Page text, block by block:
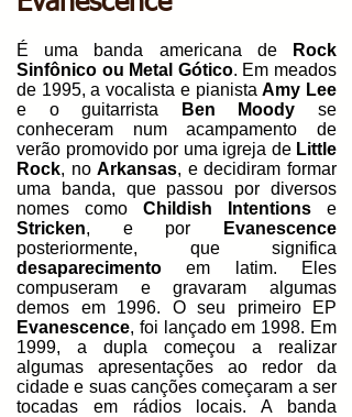
É uma banda americana de
Rock
Sinfônico ou Metal Gótico. Em meados
de 1995, a vocalista e pianistaAmy Lee
e o guitarrista
Ben Moody se
conheceram num acampamento de
verão promovido por uma igreja de Little
Rock, noArkansas, e decidiram formar
uma banda, que passou por diversos
nomes como Childish Intentions e
Stricken, e por
Evanescence
posteriormente, que significa
desaparecimento em latim. Eles
compuseram e gravaram algumas
demos em 1996. O seu primeiro EP
Evanescence, foi lançado em 1998. Em
1999, a dupla começou a realizar
algumas apresentações ao redor da
cidade e suas canções começaram a ser
tocadas em rádios locais. A banda